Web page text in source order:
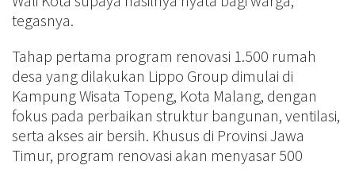
tegasnya.
Tahap pertama program renovasi 1.500 rumah
desa yang dilakukan Lippo Group dimulai di
Kampung Wisata Topeng, Kota Malang, dengan
fokus pada perbaikan struktur bangunan, ventilasi,
serta akses air bersih. Khusus di Provinsi Jawa
Timur, program renovasi akan menyasar 500